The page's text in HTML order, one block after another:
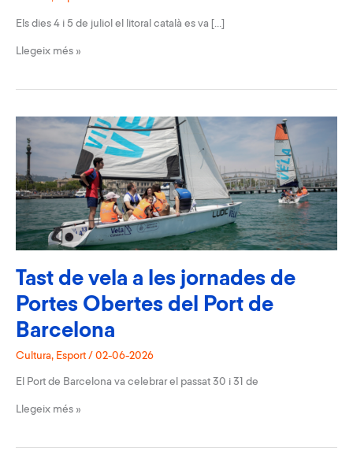
Els dies 4 i 5 de juliol el litoral català es va […]
Les
van
el
català
coincidint
amb
el Grand Départ Barcelona
2026
Llegeix més »
Tast de vela a les jornades de
Portes Obertes del Port de
Barcelona
Cultura, Esport / 02-06-2026
El Port de Barcelona va celebrar el passat 30 i 31 de
Tast
a
Llegeix més »